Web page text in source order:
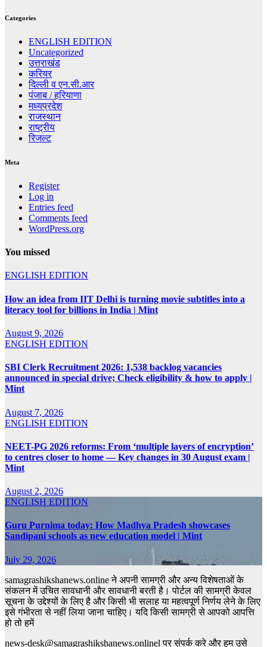
Categories
ENGLISH EDITION
Uncategorized
उत्तराखंड
करियर
दिल्ली व एन.सी.आर
पंजाब / हरियाणा
मध्यप्रदेश
राजस्थान
राष्ट्रीय
रिजल्ट
Meta
Register
Log in
Entries feed
Comments feed
WordPress.org
You missed
ENGLISH EDITION
How an idea from IIT Delhi is turning movie subtitles into a
literacy tool for billions in India | Mint
August 9, 2026
ENGLISH EDITION
SBI Clerk Recruitment 2026: 1,538 backlog vacancies
announced in special drive; Check eligibility & how to apply |
Mint
August 7, 2026
ENGLISH EDITION
NEET-PG 2026 reforms: From ‘multiple layers of encryption’
to centres closer to home — Key changes in 30 August exam |
Mint
August 2, 2026
ENGLISH EDITION
Guru Purnima today: How Madhya Pradesh showcases
Sandipani schools as new education model | Mint
July 29, 2026
samagrashikshanews.online ने अपनी सामग्री और अन्य विशेषताओं के
संकलन में उचित सावधानी और सावधानी बरती है। पोर्टल की सामग्री केवल
सूचना के उद्देश्यों के लिए है और किसी भी सलाह या महत्वपूर्ण निर्णय लेने के लिए
इसे गंभीरता से नहीं लिया जाना चाहिए। यदि किसी सामग्री से आपको आपत्ति
हो तो हमें
news-desk@samagrashikshanews.onlinel पर संपर्क करे और हम उसे